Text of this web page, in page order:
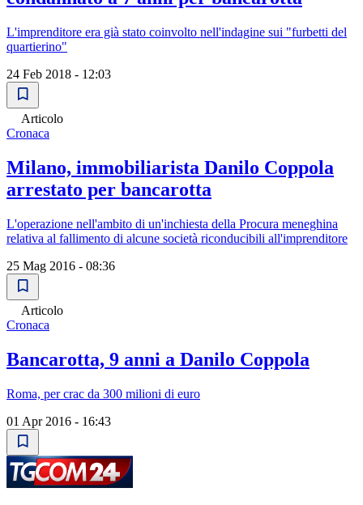
L'imprenditore era già stato coinvolto nell'indagine sui "furbetti del
quartierino"
24 Feb 2018 - 12:03
Articolo
Cronaca
Milano, immobiliarista Danilo Coppola
arrestato per bancarotta
L'operazione nell'ambito di un'inchiesta della Procura meneghina
relativa al fallimento di alcune società riconducibili all'imprenditore
25 Mag 2016 - 08:36
Articolo
Cronaca
Bancarotta, 9 anni a Danilo Coppola
Roma, per crac da 300 milioni di euro
01 Apr 2016 - 16:43